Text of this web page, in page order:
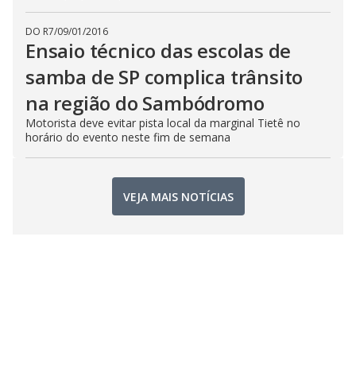
DO R7/09/01/2016
Ensaio técnico das escolas de
samba de SP complica trânsito
na região do Sambódromo
Motorista deve evitar pista local da marginal Tietê no
horário do evento neste fim de semana
VEJA MAIS NOTÍCIAS